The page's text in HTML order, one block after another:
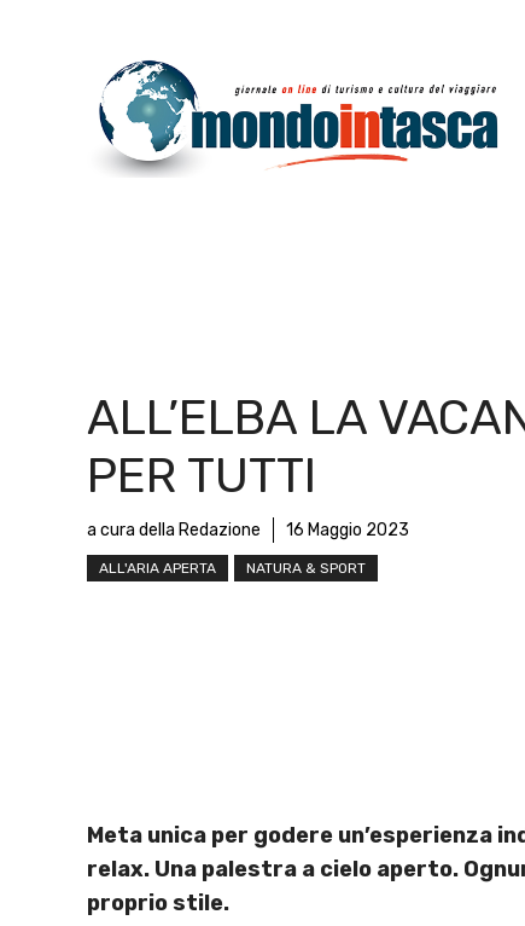
ALL’ELBA LA
PER TUTTI
a cura della Redazione 16 Maggio 2023
ALL'ARIA APERTA NATURA & SPORT
Meta unica per godere un’esperienza
relax. Una palestra a cielo aperto.
proprio stile.